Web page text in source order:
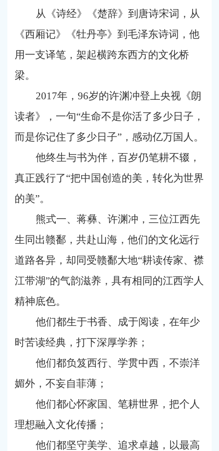
从《诗经》《楚辞》到唐诗宋词，从
《西厢记》《牡丹亭》到毛泽东诗词，他
用一支译笔，架起横跨东西方的文化桥
梁。
2017年，96岁的许渊冲登上央视《朗
读者》，一句“生命不是你活了多少日子，
而是你记住了多少日子”，感动亿万国人。
他终生与书为伴，百岁仍笔耕不辍，
真正践行了“把中国创造的美，转化为世界
的美”。
熊式一、蒋彝、许渊冲，三位江西先
生同出赣鄱，共赴山海，他们的文化远行
道路各异，却同受赣鄱大地“耕读传家、襟
江带湖”的气韵滋养，具有相同的江西学人
精神底色。
他们都生于书香、成于阅读，在年少
时苦读经典，打下深厚学养；
他们都负笈西行、学贯中西，不崇洋
媚外，不妄自菲薄；
他们都心怀家国、笔耕世界，把个人
理想融入文化传播；
他们都坚守美学、追求卓越，以最高